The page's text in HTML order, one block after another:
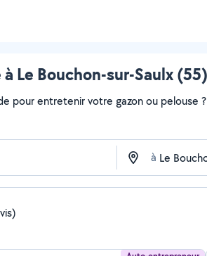
Le Bouchon-sur-Saulx
pour entretenir votre gazon ou pelouse
à